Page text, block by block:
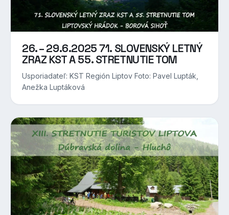
26. – 29.6.2025 71. SLOVENSKÝ LETNÝ
ZRAZ KST A 55. STRETNUTIE TOM
Usporiadateľ: KST Región Liptov Foto: Pavel Lupták,
Anežka Luptáková